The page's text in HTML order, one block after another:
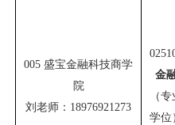
005盛宝金融科技商学
院
刘老师： 18976921273
金
（
学位